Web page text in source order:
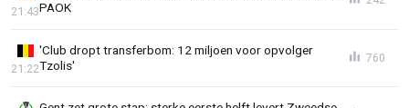
PAOK
21:43
'Club dropt transferbom: 12 miljoen voor opvolger
Tzolis'
21:22
760